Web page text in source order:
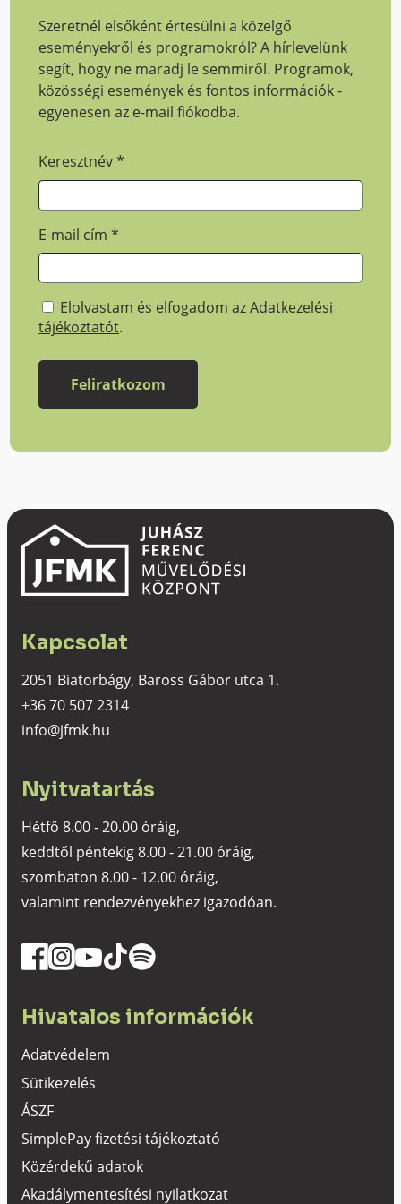
Szeretnél elsőként értesülni a közelgő
eseményekről és programokról? A hírlevelünk
segít, hogy ne maradj le semmiről. Programok,
közösségi események és fontos információk -
egyenesen az e-mail fiókodba.
Keresztnév*
E-mail cím*
Elolvastam és elfogadom azAdatkezelési
tájékoztatót.
Kapcsolat
2051 Biatorbágy, Baross Gábor utca 1.
+36 70 507 2314
info@jfmk.hu
Nyitvatartás
Hétfő 8.00 - 20.00 óráig,
keddtől péntekig 8.00 - 21.00 óráig,
szombaton 8.00 - 12.00 óráig,
valamint rendezvényekhez igazodóan.
Hivatalos információk
Adatvédelem
Sütikezelés
ÁSZF
SimplePay fizetési tájékoztató
Közérdekű adatok
Akadálymentesítési nyilatkozat